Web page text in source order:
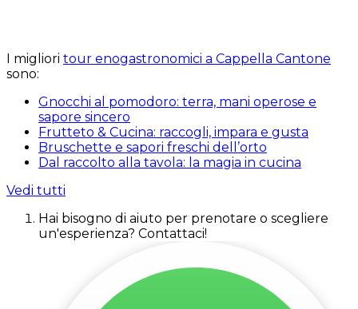
I migliori tour enogastronomici a Cappella Cantone
sono:
Gnocchi al pomodoro: terra, mani operose e
sapore sincero
Frutteto & Cucina: raccogli, impara e gusta
Bruschette e sapori freschi dell’orto
Dal raccolto alla tavola: la magia in cucina
Vedi tutti
Hai bisogno di aiuto per prenotare o scegliere
un'esperienza? Contattaci!